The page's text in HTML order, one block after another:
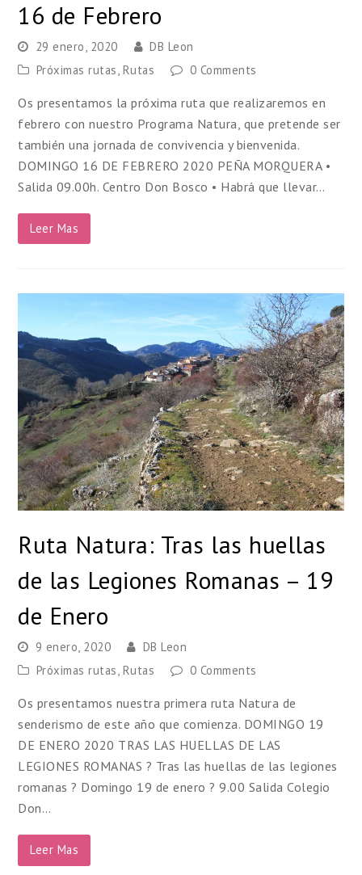
16 de Febrero
29 enero, 2020
DB Leon
Próximas rutas Rutas 0 Comments
Os presentamos la próxima ruta que realizaremos en
febrero con nuestro Programa Natura, que pretende ser
también una jornada de convivencia y bienvenida.
DOMINGO 16 DE FEBRERO 2020 PEÑA MORQUERA •
Salida 09.00h. Centro Don Bosco • Habrá que llevar…
Leer Mas
Ruta Natura: Tras las huellas
de las Legiones Romanas – 19
de Enero
9 enero, 2020
DB Leon
Próximas rutas, Rutas 0 Comments
Os presentamos nuestra primera ruta Natura de
senderismo de este año que comienza. DOMINGO 19
DE ENERO 2020 TRAS LAS HUELLAS DE LAS
LEGIONES ROMANAS ? Tras las huellas de las legiones
romanas ? Domingo 19 de enero ? 9.00 Salida Colegio
Don…
Leer Mas